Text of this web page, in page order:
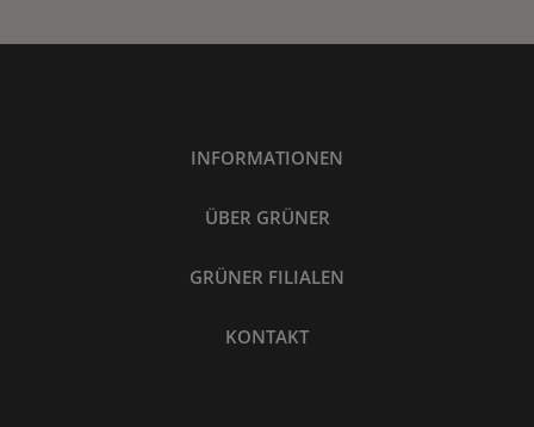
INFORMATIONEN
ÜBER GRÜNER
GRÜNER FILIALEN
KONTAKT